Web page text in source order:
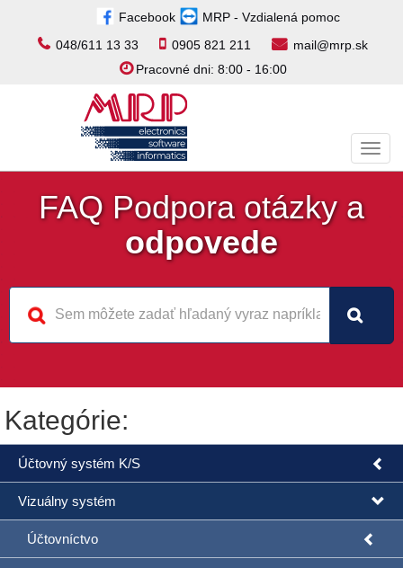
Facebook
MRP - Vzdialená pomoc
048/611 13 33
0905 821 211
mail@mrp.sk
Pracovné dni: 8:00 - 16:00
FAQ Podpora otázky a
odpovede
Kategórie:
Účtovný systém K/S
Vizuálny systém
Účtovníctvo